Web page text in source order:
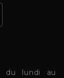
du lundi au